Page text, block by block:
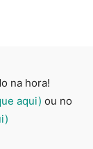
na hora!
aqui) ou no